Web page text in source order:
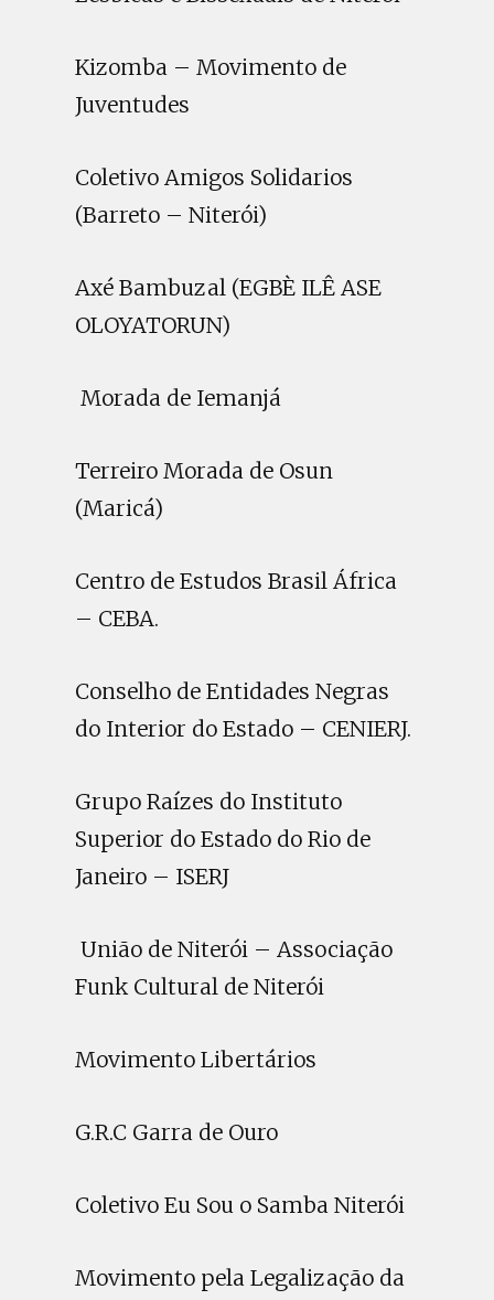
Kizomba – Movimento de
Juventudes
Coletivo Amigos Solidarios
(Barreto – Niterói)
Axé Bambuzal (EGBÈ ILÊ ASE
OLOYATORUN)
Morada de Iemanjá
Terreiro Morada de Osun
(Maricá)
Centro de Estudos Brasil África
– CEBA.
Conselho de Entidades Negras
do Interior do Estado – CENIERJ.
Grupo Raízes do Instituto
Superior do Estado do Rio de
Janeiro – ISERJ
União de Niterói – Associação
Funk Cultural de Niterói
Movimento Libertários
G.R.C Garra de Ouro
Coletivo Eu Sou o Samba Niterói
Movimento pela Legalização da